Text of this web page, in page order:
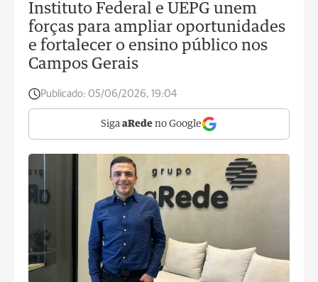
Instituto Federal e UEPG unem
forças para ampliar oportunidades
e fortalecer o ensino público nos
Campos Gerais
Publicado: 05/06/2026, 19:04
Siga aRede no Google